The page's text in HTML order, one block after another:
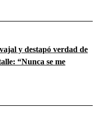
y destapó verdad de
“Nunca se me